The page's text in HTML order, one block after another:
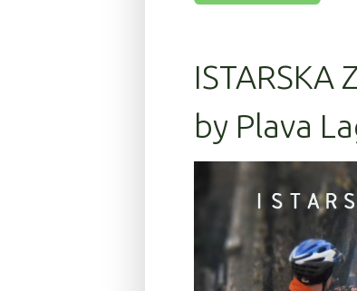
ISTARSKA
by Plava